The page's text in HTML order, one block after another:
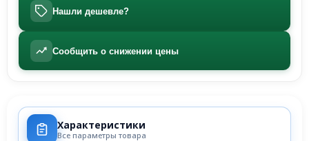
Нашли дешевле?
Сообщить о снижении цены
Характеристики
Все параметры товара